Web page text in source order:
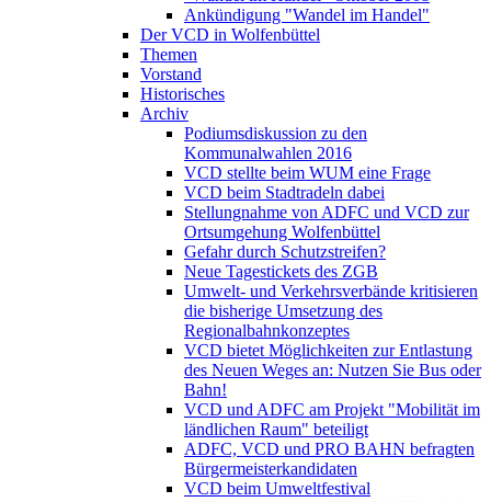
Ankündigung "Wandel im Handel"
Der VCD in Wolfenbüttel
Themen
Vorstand
Historisches
Archiv
Podiumsdiskussion zu den
Kommunalwahlen 2016
VCD stellte beim WUM eine Frage
VCD beim Stadtradeln dabei
Stellungnahme von ADFC und VCD zur
Ortsumgehung Wolfenbüttel
Gefahr durch Schutzstreifen?
Neue Tagestickets des ZGB
Umwelt- und Verkehrsverbände kritisieren
die bisherige Umsetzung des
Regionalbahnkonzeptes
VCD bietet Möglichkeiten zur Entlastung
des Neuen Weges an: Nutzen Sie Bus oder
Bahn!
VCD und ADFC am Projekt "Mobilität im
ländlichen Raum" beteiligt
ADFC, VCD und PRO BAHN befragten
Bürgermeisterkandidaten
VCD beim Umweltfestival